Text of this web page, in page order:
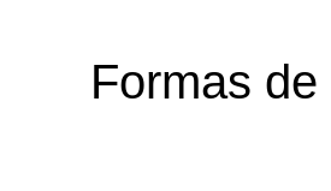
Formas de